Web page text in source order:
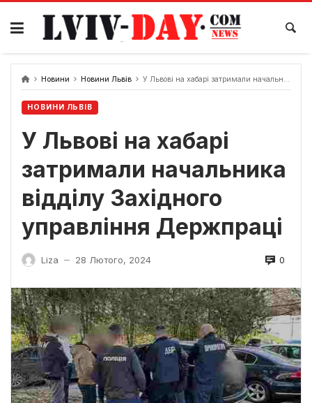
Skip
content
Новини Новини Львів У Львові на хабарі затримали начальника відділу Західного управління Держпраці
НОВИНИ ЛЬВІВ
У Львові на хабарі
затримали начальника
відділу Західного
управління Держпраці
Liza — 28 Лютого, 2024 0